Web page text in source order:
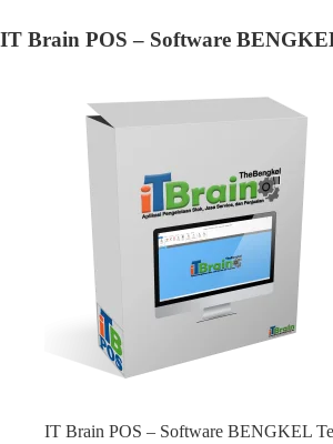
IT Brain POS – Software
IT Brain POS – Software BENGKEL